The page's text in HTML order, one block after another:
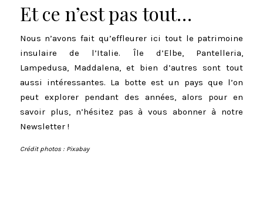
Et ce n’est pas tout…
Nous n’avons fait qu’effleurer ici tout le patrimoine
insulaire de l’Italie. Île d’Elbe, Pantelleria,
Lampedusa, Maddalena, et bien d’autres sont tout
aussi intéressantes. La botte est un pays que l’on
peut explorer pendant des années, alors pour en
savoir plus, n’hésitez pas à vous abonner à notre
Newsletter !
Crédit photos : Pixabay